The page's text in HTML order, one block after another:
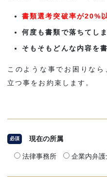
書類選考突破率が20%
何度も書類で落ちてしま
そもそもどんな内容を
このような事でお困りな
立つ事をお約束します。
必須 現在の所属
法律事務所 企業内弁護